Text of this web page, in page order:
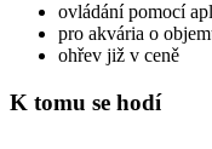
ovládání pomocí
pro akvária o
ohřev již v ceně
K tomu se hodí